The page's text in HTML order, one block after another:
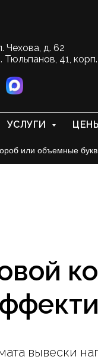
Чехова, д. 62
41,
УСЛУГИ
или объемные
вывески